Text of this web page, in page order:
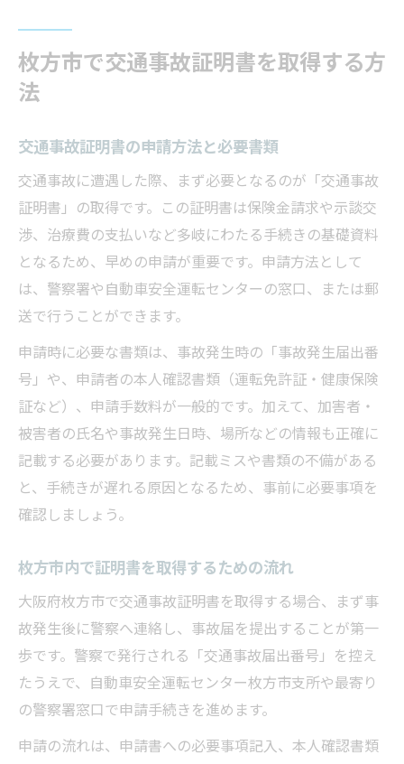
枚方市で交通事故証明書を取得する方
法
交通事故証明書の申請方法と必要書類
交通事故に遭遇した際、まず必要となるのが「交通事故
証明書」の取得です。この証明書は保険金請求や示談交
渉、治療費の支払いなど多岐にわたる手続きの基礎資料
となるため、早めの申請が重要です。申請方法として
は、警察署や自動車安全運転センターの窓口、または郵
送で行うことができます。
申請時に必要な書類は、事故発生時の「事故発生届出番
号」や、申請者の本人確認書類（運転免許証・健康保険
証など）、申請手数料が一般的です。加えて、加害者・
被害者の氏名や事故発生日時、場所などの情報も正確に
記載する必要があります。記載ミスや書類の不備がある
と、手続きが遅れる原因となるため、事前に必要事項を
確認しましょう。
枚方市内で証明書を取得するための流れ
大阪府枚方市で交通事故証明書を取得する場合、まず事
故発生後に警察へ連絡し、事故届を提出することが第一
歩です。警察で発行される「交通事故届出番号」を控え
たうえで、自動車安全運転センター枚方市支所や最寄り
の警察署窓口で申請手続きを進めます。
申請の流れは、申請書への必要事項記入、本人確認書類